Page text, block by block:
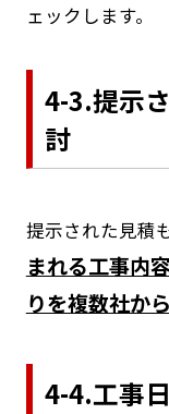
ェックします。
4-3.提示
討
提示された見積
まれる工事内
りを複数社か
4-4.工事